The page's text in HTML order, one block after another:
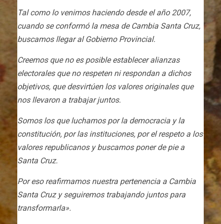
Tal como lo venimos haciendo desde el año 2007,
cuando se conformó la mesa de Cambia Santa Cruz,
buscamos llegar al Gobierno Provincial.
Creemos que no es posible establecer alianzas
electorales que no respeten ni respondan a dichos
objetivos, que desvirtúen los valores originales que
nos llevaron a trabajar juntos.
Somos los que luchamos por la democracia y la
constitución, por las instituciones, por el respeto a los
valores republicanos y buscamos poner de pie a
Santa Cruz.
Por eso reafirmamos nuestra pertenencia a Cambia
Santa Cruz y seguiremos trabajando juntos para
transformarla».